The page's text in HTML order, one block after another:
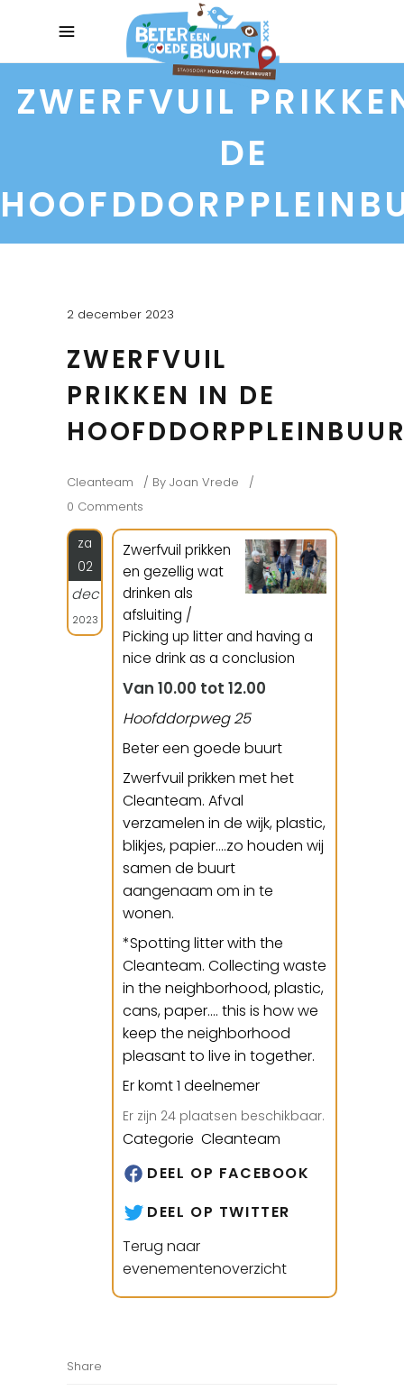
ZWERFVUIL
DE
2 december 2023
ZWERFVUIL
PRIKKEN IN DE
Cleanteam By Joan Vrede
0 Comments
za
02
dec
2023
Zwerfvuil prikken
en gezellig wat
drinken als
afsluiting /
Picking up litter and having a
nice drink as a conclusion
Van 10.00 tot 12.00
Hoofddorpweg 25
Beter een goede buurt
Zwerfvuil prikken met het
Cleanteam. Afval
verzamelen in de wijk, plastic,
blikjes, papier....zo houden wij
samen de buurt
aangenaam om in te
wonen.
*Spotting litter with the
Cleanteam. Collecting waste
in the neighborhood, plastic,
cans, paper.... this is how we
keep the neighborhood
pleasant to live in together.
Er komt 1 deelnemer
Er zijn 24 plaatsen beschikbaar.
Categorie Cleanteam
DEEL OP FACEBOOK
DEEL OP TWITTER
Terug naar
evenementenoverzicht
Share